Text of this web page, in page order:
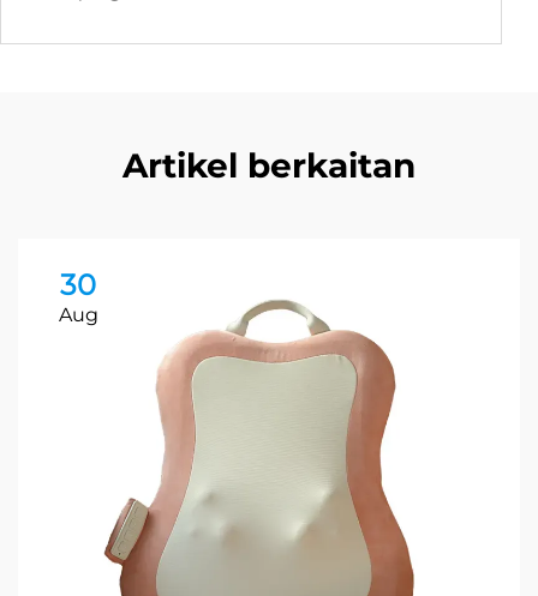
Artikel berkaitan
30
Aug